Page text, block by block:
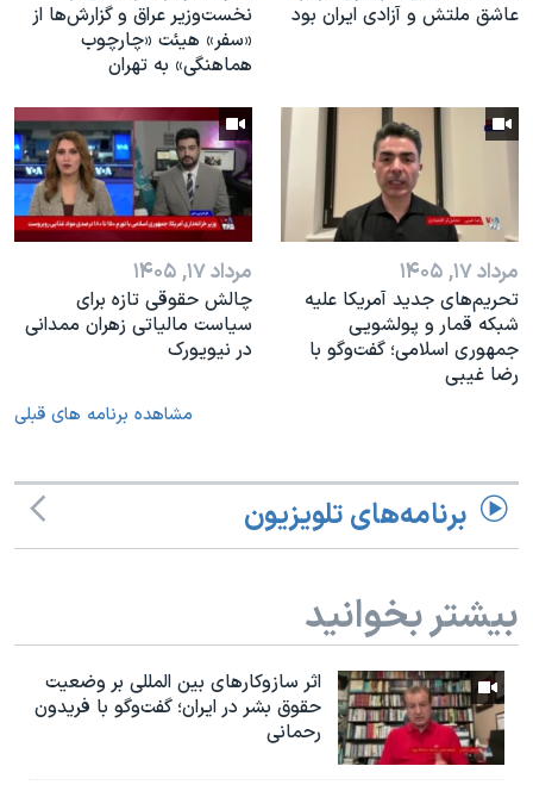
عاشق ملتش و آزادی ایران بود
نخست‌وزیر عراق و گزارش‌ها از
«سفر» هیئت «چارچوب
هماهنگی» به تهران
مرداد ۱۷, ۱۴۰۵
تحریم‌های جدید آمریکا علیه
شبکه قمار و پولشویی
جمهوری اسلامی؛ گفت‌وگو با
رضا غیبی
مرداد ۱۷, ۱۴۰۵
چالش حقوقی تازه برای
سیاست مالیاتی زهران ممدانی
در نیویورک
مشاهده برنامه های قبلی
برنامه‌های تلویزیون
بیشتر بخوانید
اثر ساز‌و‌کارهای بین المللی بر وضعیت
حقوق بشر در ایران؛ گفت‌وگو با فریدون
رحمانی